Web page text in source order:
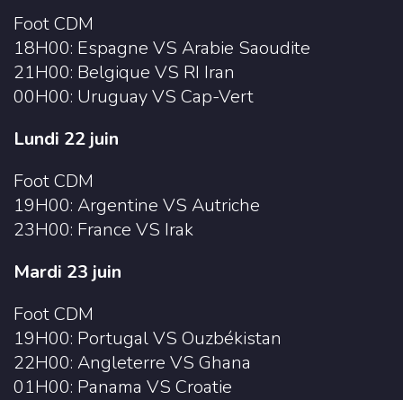
Foot CDM
18H00: Espagne VS Arabie Saoudite
21H00: Belgique VS RI Iran
00H00: Uruguay VS Cap-Vert
Lundi 22 juin
Foot CDM
19H00: Argentine VS Autriche
23H00: France VS Irak
Mardi 23 juin
Foot CDM
19H00: Portugal VS Ouzbékistan
22H00: Angleterre VS Ghana
01H00: Panama VS Croatie